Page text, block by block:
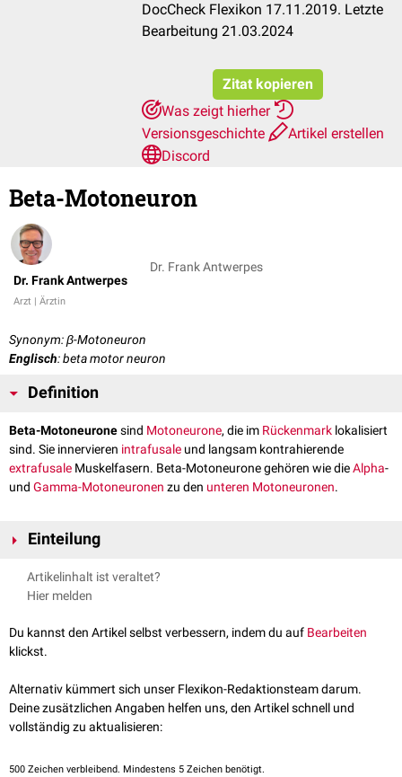
DocCheck Flexikon 17.11.2019. Letzte
Bearbeitung 21.03.2024
Zitat kopieren
Was zeigt hierher
Versionsgeschichte
Artikel erstellen
Discord
Beta-Motoneuron
Dr. Frank Antwerpes
Arzt | Ärztin
Dr. Frank Antwerpes
Synonym: β-Motoneuron
Englisch: beta motor neuron
Definition
Beta-Motoneuronesind Motoneurone, die im Rückenmark lokalisiert
sind. Sie innervieren intrafusale und langsam kontrahierende
extrafusale Muskelfasern. Beta-Motoneurone gehören wie dieAlpha-
und Gamma-Motoneuronen zu den unteren Motoneuronen.
Einteilung
Man unterscheidet zwei Formen von Beta-Motoneuronen:
Statische Beta-Motoneuronen: Sie innervieren die
Dynamische Beta-Motoneuronen: Sie innervieren dieKernsackfasern
der Muskelspindeln, ebenfalls mit Kollateralen zu extrafusalen
Artikelinhalt ist veraltet?
Hier melden
Du kannst den Artikel selbst verbessern, indem du auf Bearbeiten
klickst.
Alternativ kümmert sich unser Flexikon-Redaktionsteam darum.
Deine zusätzlichen Angaben helfen uns, den Artikel schnell und
vollständig zu aktualisieren:
500 Zeichen verbleibend. Mindestens 5 Zeichen benötigt.